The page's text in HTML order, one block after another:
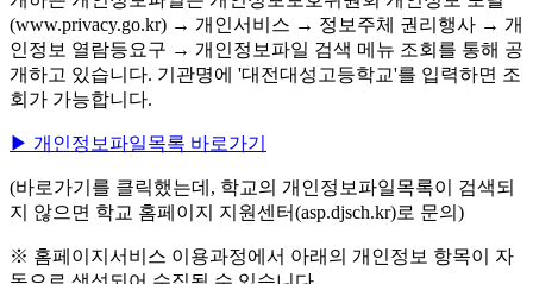
(www.privacy.go.kr) → 개인서비스 → 정보주체 권리행사 → 개
인정보 열람등요구 → 개인정보파일 검색 메뉴 조회를 통해 공
개하고 있습니다. 기관명에 '대전대성고등학교'를 입력하면 조
회가 가능합니다.
▶ 개인정보파일목록 바로가기
(바로가기를 클릭했는데, 학교의 개인정보파일목록이 검색되
지 않으면 학교 홈페이지 지원센터(asp.djsch.kr)로 문의)
※ 홈페이지서비스 이용과정에서 아래의 개인정보 항목이 자